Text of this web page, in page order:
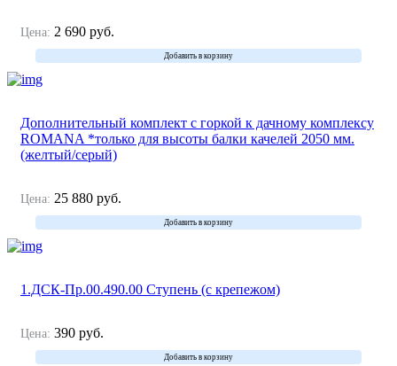
Цена: 2 690 руб.
Добавить в корзину
Дополнительный комплект с горкой к дачному комплексу
ROMANA *только для высоты балки качелей 2050 мм.
(желтый/серый)
Цена: 25 880 руб.
Добавить в корзину
1.ДСК-Пр.00.490.00 Ступень (с крепежом)
Цена: 390 руб.
Добавить в корзину